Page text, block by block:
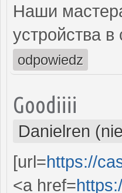
Наши
устройства
odpowiedz
Goodiiii
Danielren
[url=https://
<a href=